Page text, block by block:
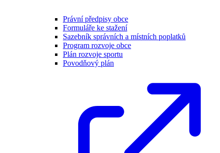
Právní předpisy obce
Formuláře ke stažení
Sazebník správních a místních poplatků
Program rozvoje obce
Plán rozvoje sportu
Povodňový plán